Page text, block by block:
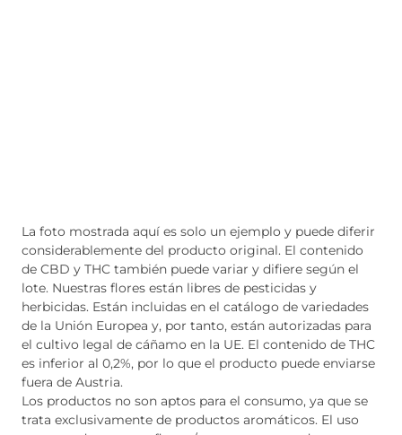
La foto mostrada aquí es solo un ejemplo y puede diferir
considerablemente del producto original. El contenido
de CBD y THC también puede variar y difiere según el
lote. Nuestras flores están libres de pesticidas y
herbicidas. Están incluidas en el catálogo de variedades
de la Unión Europea y, por tanto, están autorizadas para
el cultivo legal de cáñamo en la UE. El contenido de THC
es inferior al 0,2%, por lo que el producto puede enviarse
fuera de Austria.
Los productos no son aptos para el consumo, ya que se
trata exclusivamente de productos aromáticos. El uso